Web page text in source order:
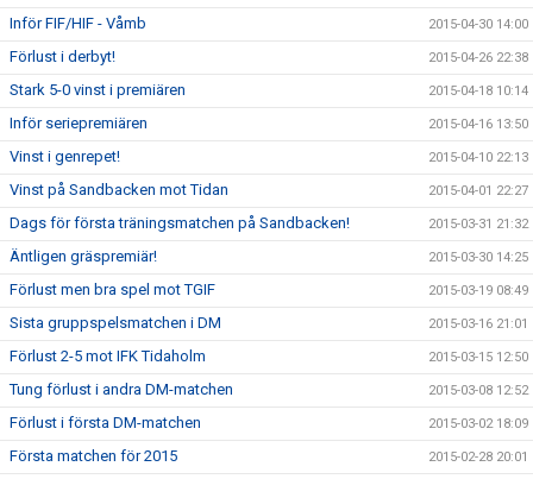
Inför FIF/HIF - Våmb 2015-04-30 14:00
Förlust i derbyt! 2015-04-26 22:38
Stark 5-0 vinst i premiären 2015-04-18 10:14
Inför seriepremiären 2015-04-16 13:50
Vinst i genrepet! 2015-04-10 22:13
Vinst på Sandbacken mot Tidan 2015-04-01 22:27
Dags för första träningsmatchen på Sandbacken! 2015-03-31 21:32
Äntligen gräspremiär! 2015-03-30 14:25
Förlust men bra spel mot TGIF 2015-03-19 08:49
Sista gruppspelsmatchen i DM 2015-03-16 21:01
Förlust 2-5 mot IFK Tidaholm 2015-03-15 12:50
Tung förlust i andra DM-matchen 2015-03-08 12:52
Förlust i första DM-matchen 2015-03-02 18:09
Första matchen för 2015 2015-02-28 20:01